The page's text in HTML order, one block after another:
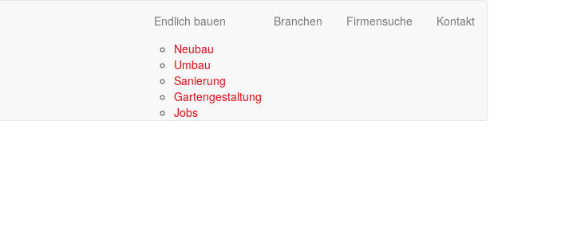
Endlich bauen
Neubau
Umbau
Sanierung
Gartengestaltung
Jobs
Branchen Firmensuche Kontakt